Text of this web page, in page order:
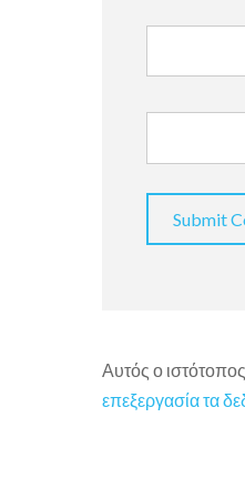
Αυτός ο
επεξεργασία τα